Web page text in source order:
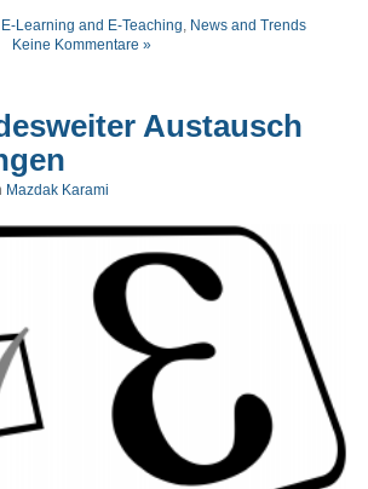
E-Learning and E-Teaching News and Trends
Keine Kommentare »
Austausch
Mazdak Karami